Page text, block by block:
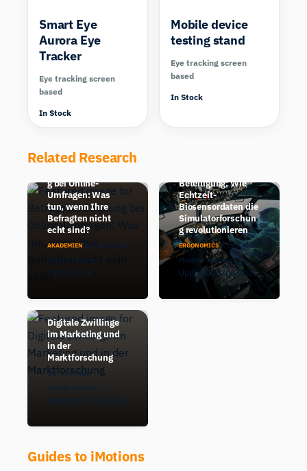
Smart Eye
Aurora Eye
Tracker
Eye tracking screen
based
In Stock
Mobile device
testing stand
Eye tracking screen
based
In Stock
Related Research
g bei Online-
Umfragen: Was
tun, wenn Ihre
Befragten nicht
echt sind?
AKADEMIEN14 min read
Morten Pedersen
11/06/2026
Beteiligung: Wie
Echtzeit-
Biosensordaten die
Simulatorforschun
g revolutionieren
ERGONOMICS7 min read
Morten Pedersen
Updated 11/06/2026
Digitale Zwillinge
im Marketing und
in der
Marktforschung
16 min read
Morten Pedersen
Updated 11/06/2026
Guides to iMotions